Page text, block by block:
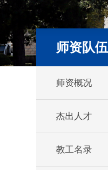
师资队伍
师资概况
杰出人才
教工名录